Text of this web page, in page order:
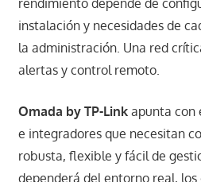
instalación y necesidades de
la administración. Una red
alertas y control remoto.
Omada by TP-Linkapunta con
e integradores que necesitan
robusta, flexible y fácil de
dependerá del entorno real,